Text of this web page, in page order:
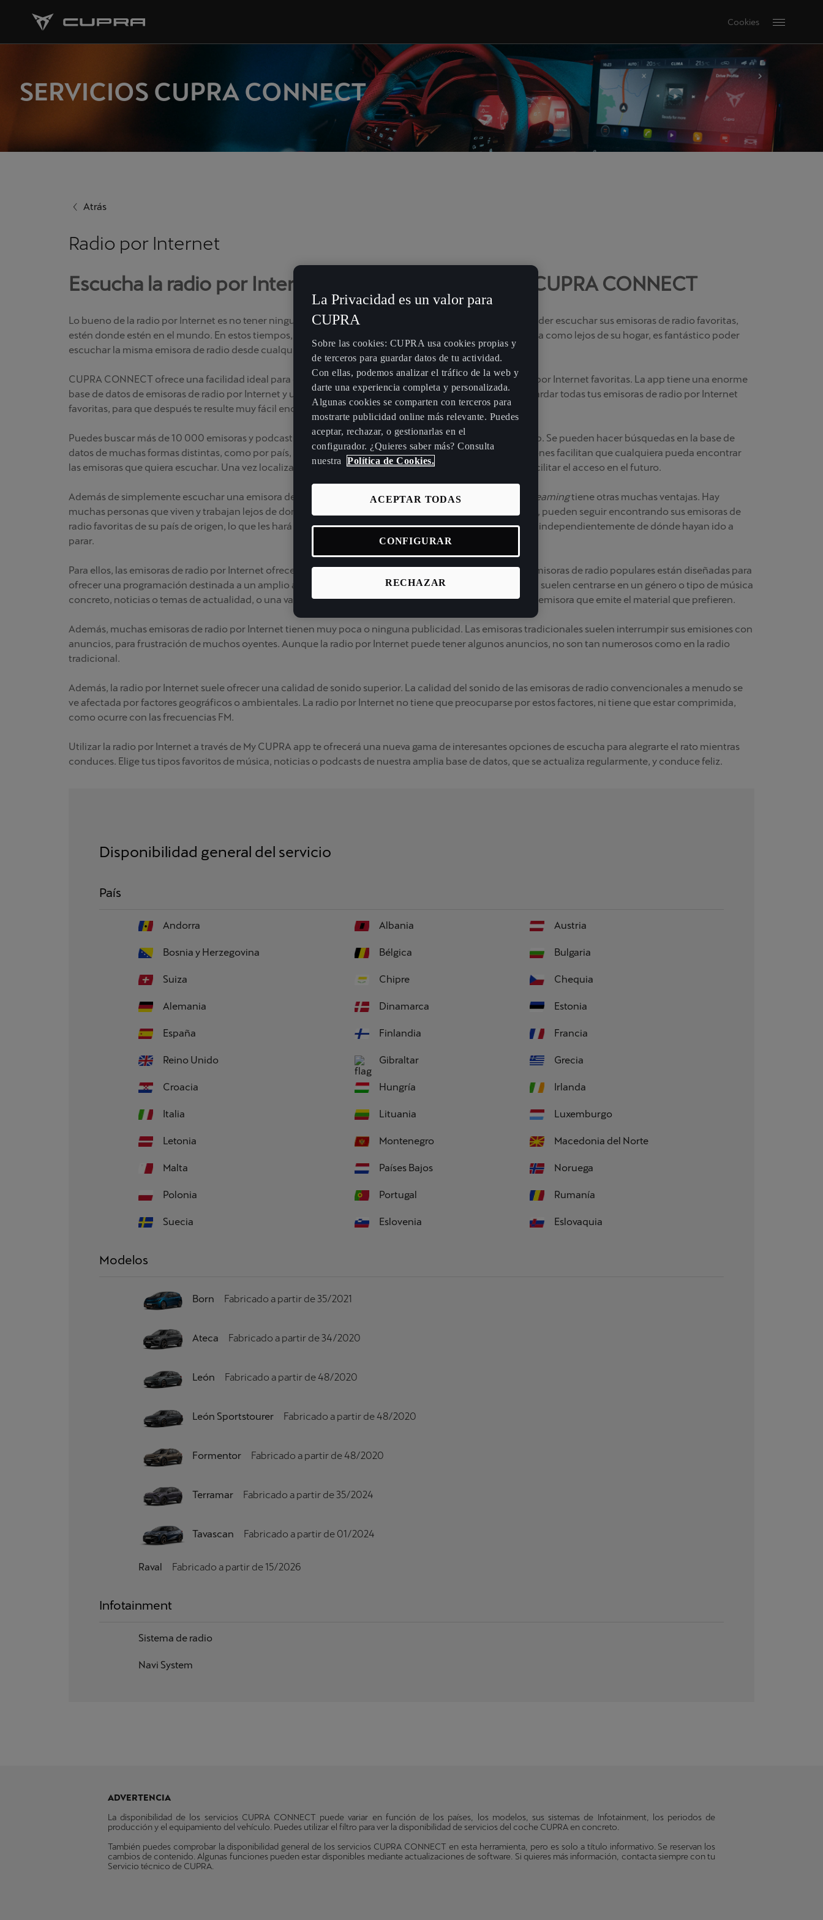
Cookies
SERVICIOS CUPRA CONNECT
Atrás
Radio por Internet
Escucha la radio por Internet en cualquier lugar con CUPRA CONNECT
Lo bueno de la radio por Internet es no tener ninguna restricción geográfica. A los oyentes les encanta poder escuchar sus emisoras de radio favoritas,
estén donde estén en el mundo. En estos tiempos, en los que la gente con talento trabaja tanto desde casa como lejos de su hogar, es fantástico poder
escuchar la misma emisora de radio desde cualquier sitio.
CUPRA CONNECT ofrece una facilidad ideal para que cualquiera pueda escuchar sus emisoras de radio por Internet favoritas. La app tiene una enorme
base de datos de emisoras de radio por Internet y una función de búsqueda muy fácil de usar. Puedes guardar todas tus emisoras de radio por Internet
favoritas, para que después te resulte muy fácil encontrarlas.
Puedes buscar más de 10 000 emisoras y podcasts en directo utilizando una pantalla específica de la app. Se pueden hacer búsquedas en la base de
datos de muchas formas distintas, como por país, género, nombre de la emisora o categoría. Estas funciones facilitan que cualquiera pueda encontrar
las emisoras que quiera escuchar. Una vez localizada, la estación puede guardarse como favorita para facilitar el acceso en el futuro.
Además de simplemente escuchar una emisora de radio conocida, configurar la radio por Internet en streamingtiene otras muchas ventajas. Hay
muchas personas que viven y trabajan lejos de donde nacieron o crecieron; gracias a la radio por Internet, pueden seguir encontrando sus emisoras de
radio favoritas de su país de origen, lo que les hará sentir como si una parte de ellos nunca se hubiera ido, independientemente de dónde hayan ido a
parar.
Para ellos, las emisoras de radio por Internet ofrecen variedad y posibilidades de elegir. Mientras que las emisoras de radio populares están diseñadas para
ofrecer una programación destinada a un amplio abanico de personas, las emisoras de radio por Internet suelen centrarse en un género o tipo de música
concreto, noticias o temas de actualidad, o una variedad de podcasts. Esto permite a los oyentes elegir la emisora que emite el material que prefieren.
Además, muchas emisoras de radio por Internet tienen muy poca o ninguna publicidad. Las emisoras tradicionales suelen interrumpir sus emisiones con
anuncios, para frustración de muchos oyentes. Aunque la radio por Internet puede tener algunos anuncios, no son tan numerosos como en la radio
tradicional.
Además, la radio por Internet suele ofrecer una calidad de sonido superior. La calidad del sonido de las emisoras de radio convencionales a menudo se
ve afectada por factores geográficos o ambientales. La radio por Internet no tiene que preocuparse por estos factores, ni tiene que estar comprimida,
como ocurre con las frecuencias FM.
Utilizar la radio por Internet a través de My CUPRA app te ofrecerá una nueva gama de interesantes opciones de escucha para alegrarte el rato mientras
conduces. Elige tus tipos favoritos de música, noticias o podcasts de nuestra amplia base de datos, que se actualiza regularmente, y conduce feliz.
Disponibilidad general del servicio
País
Andorra Albania Austria
Bosnia y Herzegovina Bélgica Bulgaria
Suiza Chipre Chequia
Alemania Dinamarca Estonia
España Finlandia Francia
Reino Unido Gibraltar Grecia
Croacia Hungría Irlanda
Italia Lituania Luxemburgo
Letonia Montenegro Macedonia del Norte
Malta Países Bajos Noruega
Polonia Portugal Rumanía
Suecia Eslovenia Eslovaquia
Modelos
Born Fabricado a partir de 35/2021
Ateca Fabricado a partir de 34/2020
León Fabricado a partir de 48/2020
León Sportstourer Fabricado a partir de 48/2020
Formentor Fabricado a partir de 48/2020
Terramar Fabricado a partir de 35/2024
Tavascan Fabricado a partir de 01/2024
Raval Fabricado a partir de 15/2026
Infotainment
Sistema de radio
Navi System
ADVERTENCIA
La disponibilidad de los servicios CUPRA CONNECT puede variar en función de los países, los modelos, sus sistemas de Infotainment, los periodos de
producción y el equipamiento del vehículo. Puedes utilizar el filtro para ver la disponibilidad de servicios del coche CUPRA en concreto.
También puedes comprobar la disponibilidad general de los servicios CUPRA CONNECT en esta herramienta, pero es solo a título informativo. Se reservan los
cambios de contenido. Algunas funciones pueden estar disponibles mediante actualizaciones de software. Si quieres más información, contacta siempre con tu
Servicio técnico de CUPRA.
La Privacidad es un valor para
CUPRA
Sobre las cookies: CUPRA usa cookies propias y
de terceros para guardar datos de tu actividad.
Con ellas, podemos analizar el tráfico de la web y
darte una experiencia completa y personalizada.
Algunas cookies se comparten con terceros para
mostrarte publicidad online más relevante. Puedes
aceptar, rechazar, o gestionarlas en el
configurador. ¿Quieres saber más? Consulta
nuestra
Política de Cookies.
RECHAZAR
ACEPTAR TODAS
CONFIGURAR